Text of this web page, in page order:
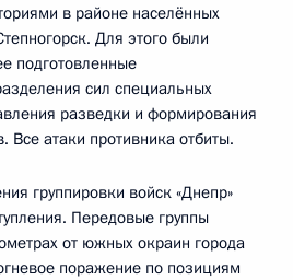
в районе населённых
Для этого были
подготовленные
сил специальных
разведки и формирования
Все атаки противника отбиты.
группировки войск «Днепр»
Передовые группы
от южных окраин города
поражение по позициям